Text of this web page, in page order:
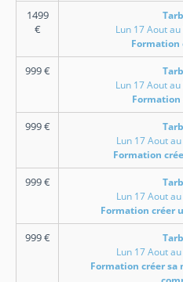
1499
€
Lun 17 Aout
Formation
999€
Lun 17 Aout
Formation
999€
Lun 17 Aout
Formation
999€
Lun 17 Aout
Formation créer
999€
Lun 17 Aout
Formation créer